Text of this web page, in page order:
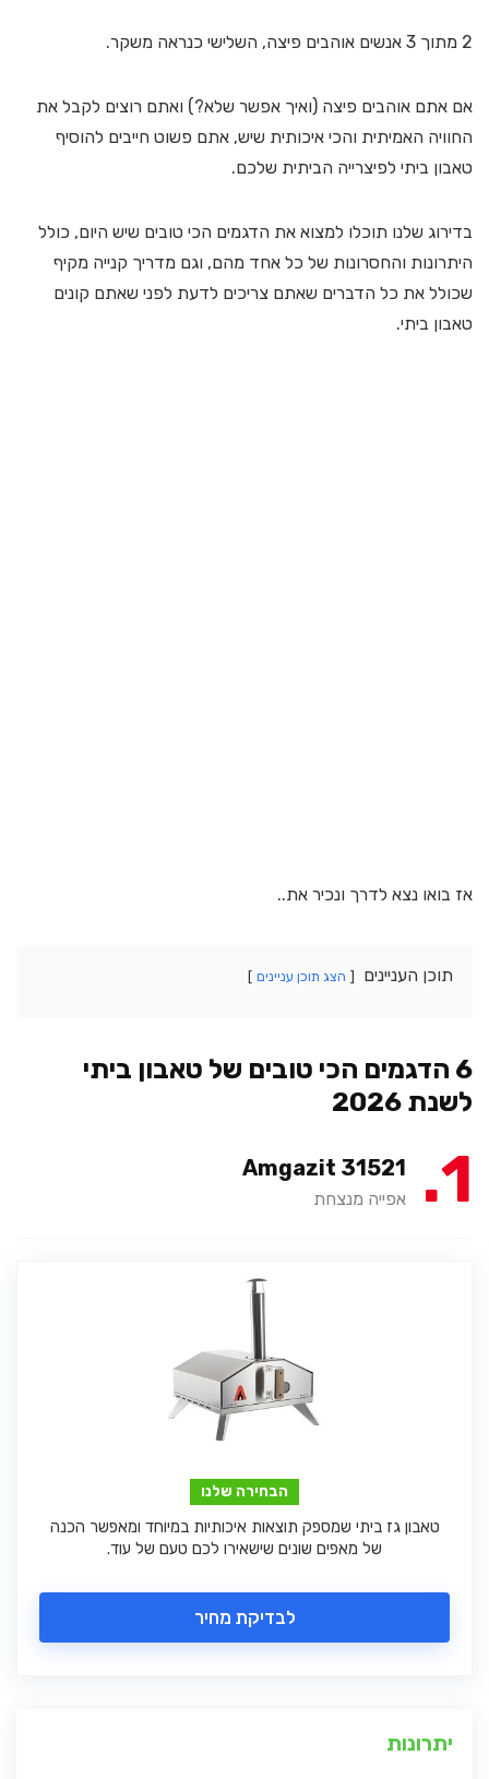
2 מתוך 3 אנשים אוהבים פיצה, השלישי כנראה משקר.
אם אתם אוהבים פיצה (ואיך אפשר שלא?) ואתם רוצים לקבל את
החוויה האמיתית והכי איכותית שיש, אתם פשוט חייבים להוסיף
טאבון ביתי לפיצרייה הביתית שלכם.
בדירוג שלנו תוכלו למצוא את הדגמים הכי טובים שיש היום, כולל
היתרונות והחסרונות של כל אחד מהם, וגם מדריך קנייה מקיף
שכולל את כל הדברים שאתם צריכים לדעת לפני שאתם קונים
טאבון ביתי.
אז בואו נצא לדרך ונכיר את..
תוכן העניינים הצג תוכן עניינים
6 הדגמים הכי טובים של טאבון ביתי
לשנת 2026
1
Amgazit 31521
אפייה מנצחת
הבחירה שלנו
טאבון גז ביתי שמספק תוצאות איכותיות במיוחד ומאפשר הכנה
של מאפים שונים שישאירו לכם טעם של עוד.
לבדיקת מחיר
יתרונות